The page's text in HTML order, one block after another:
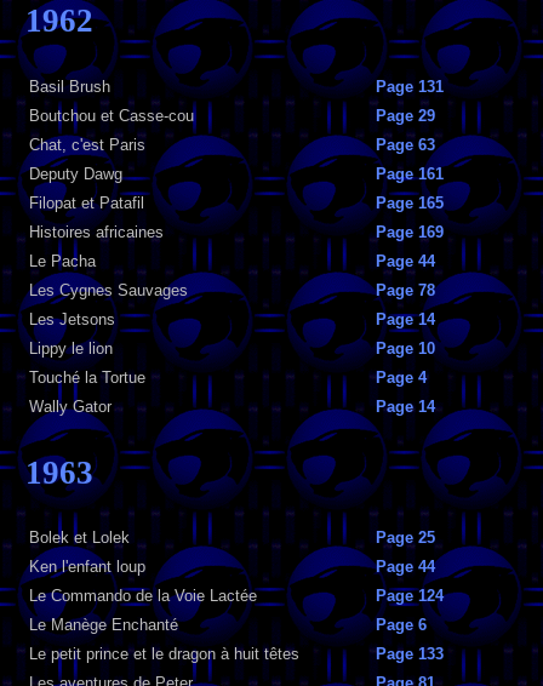
1962
Basil Brush
Page 131
Boutchou et Casse-cou
Page 29
Chat, c'est Paris
Page 63
Deputy Dawg
Page 161
Filopat et Patafil
Page 165
Histoires africaines
Page 169
Le Pacha
Page 44
Les Cygnes Sauvages
Page 78
Les Jetsons
Page 14
Lippy le lion
Page 10
Touché la Tortue
Page 4
Wally Gator
Page 14
1963
Bolek et Lolek
Page 25
Ken l'enfant loup
Page 44
Le Commando de la Voie Lactée
Page 124
Le Manège Enchanté
Page 6
Le petit prince et le dragon à huit têtes
Page 133